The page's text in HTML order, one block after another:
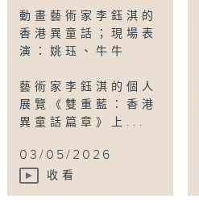
動畫藝術家李鈺淇的
香港異童話；現場表
演：姚珏、牛牛
藝術家李鈺淇的個人
展覽《雙重藍：香港
異童話篇章》上...
03/05/2026
收看